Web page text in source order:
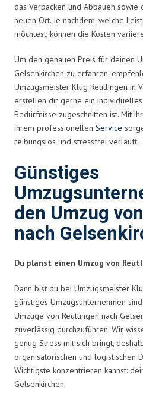
das Verpacken und Abbauen
neuen Ort. Je nachdem, welche
möchtest, können die Kosten
Um den genauen Preis für deinen
Gelsenkirchen zu erfahren,
Umzugsmeister Klug Reutlingen in
erstellen dir gerne ein
Bedürfnisse zugeschnitten ist. Mit
ihrem professionellen Service
reibungslos und stressfrei verläuft.
Günstiges
den Umzug
nach
Du planst einen Umzug von
Dann bist du bei Umzugsmeister
günstiges Umzugsunternehmen
Umzüge von Reutlingen nach
zuverlässig durchzuführen. Wir
genug Stress mit sich bringt,
organisatorischen und logistischen
Wichtigste konzentrieren kannst:
Gelsenkirchen.